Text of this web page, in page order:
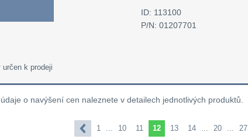
k prodeji
ID: 113100
P/N: 01207701
o navýšení cen naleznete v detailech jednotlivých produktů.
1 10 11 12 13 14 20 27